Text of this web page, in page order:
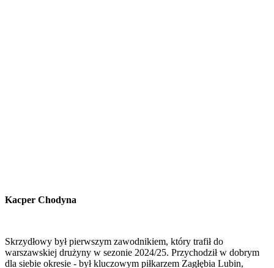
Kacper Chodyna
Skrzydłowy był pierwszym zawodnikiem, który trafił do
warszawskiej drużyny w sezonie 2024/25. Przychodził w dobrym
dla siebie okresie - był kluczowym piłkarzem Zagłębia Lubin,